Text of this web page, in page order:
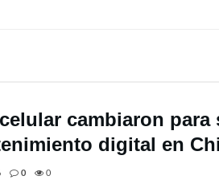
cambiaron
digital en
0 0